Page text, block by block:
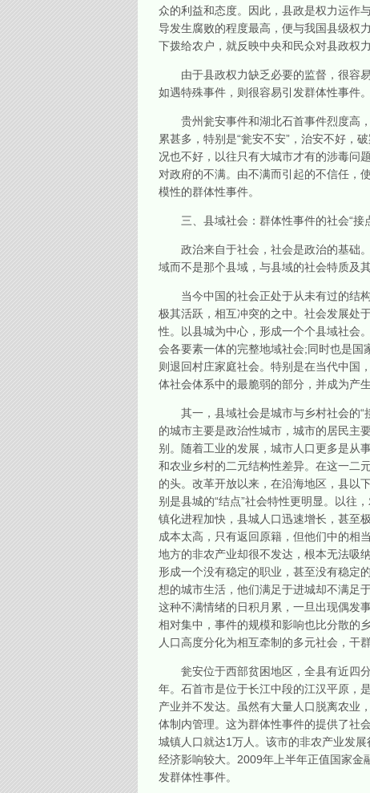
众的利益和态度。因此，县政是权力运作
导发生腐败的程度最高，便与我国县级权
下拨给农户，就反映中央和民众对县政权
由于县政权力缺乏必要的监督，很容易
如遇特殊事件，则很容易引发群体性事件。
贵州瓮安事件和湖北石首事件烈度高，
累甚多，特别是“瓮安不安”，治安不好，
况也不好，以往只有大城市才有的涉毒问
对政府的不满。由不满而引起的不信任，
模性的群体性事件。
三、县域社会：群体性事件的社会“接
政治来自于社会，社会是政治的基础。
域而不是那个县域，与县域的社会特质及
当今中国的社会正处于从未有过的结构
极其活跃，相互冲突的之中。社会发展处
性。以县城为中心，形成一个个县域社会
会各要素一体的完整地域社会;同时也是
则退回村庄家庭社会。特别是在当代中国
体社会体系中的最脆弱的部分，并成为产生
其一，县域社会是城市与乡村社会的“
的城市主要是政治性城市，城市的居民主
别。随着工业的发展，城市人口更多是从
和农业乡村的二元结构性差异。在这一二
的头。改革开放以来，在沿海地区，县以
别是县城的“结点”社会特性更明显。以往
镇化进程加快，县城人口迅速增长，甚至
成本太高，只有返回原籍，但他们中的相
地方的非农产业却很不发达，根本无法吸
形成一个没有稳定的职业，甚至没有稳定
想的城市生活，他们满足于进城却不满足
这种不满情绪的日积月累，一旦出现偶发
相对集中，事件的规模和影响也比分散的
人口高度分化为相互牵制的多元社会，干
瓮安位于西部贫困地区，全县有近四分
年。石首市是位于长江中段的江汉平原，
产业并不发达。虽然有大量人口脱离农业
体制内管理。这为群体性事件的提供了社
城镇人口就达1万人。该市的非农产业发
经济影响较大。2009年上半年正值国家金
发群体性事件。